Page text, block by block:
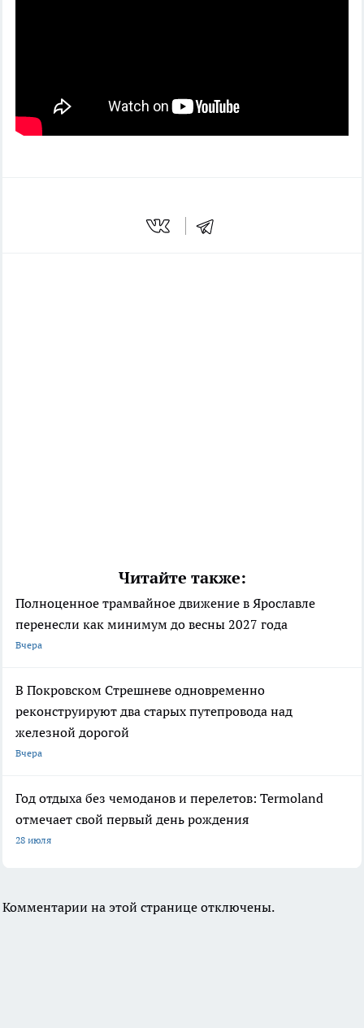
Читайте также:
Полноценное трамвайное движение в Ярославле
перенесли как минимум до весны 2027 года
Вчера
В Покровском Стрешневе одновременно
реконструируют два старых путепровода над
железной дорогой
Вчера
Год отдыха без чемоданов и перелетов: Termoland
отмечает свой первый день рождения
28 июля
Комментарии на этой странице отключены.